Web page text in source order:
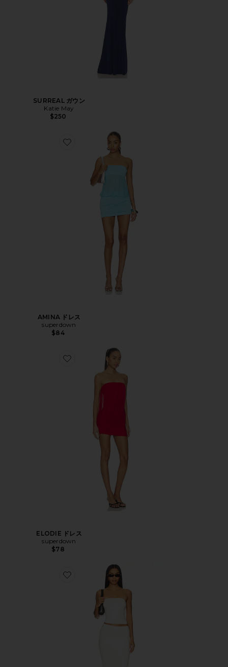
SURREAL ガウン
Katie May
$250
AMINA ドレス
superdown
$84
ELODIE ドレス
superdown
$78